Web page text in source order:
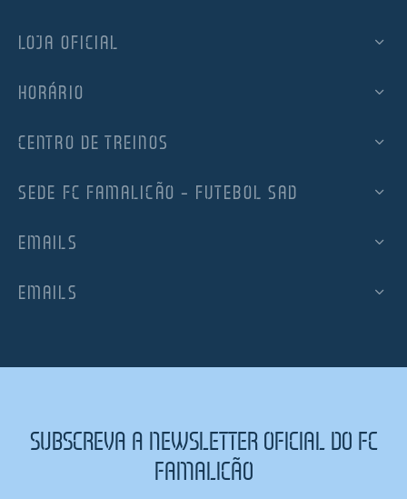
LOJA OFICIAL
HORÁRIO
CENTRO DE TREINOS
SEDE FC FAMALICÃO – FUTEBOL SAD
EMAILS
EMAILS
SUBSCREVA A NEWSLETTER OFICIAL DO FC
FAMALICÃO